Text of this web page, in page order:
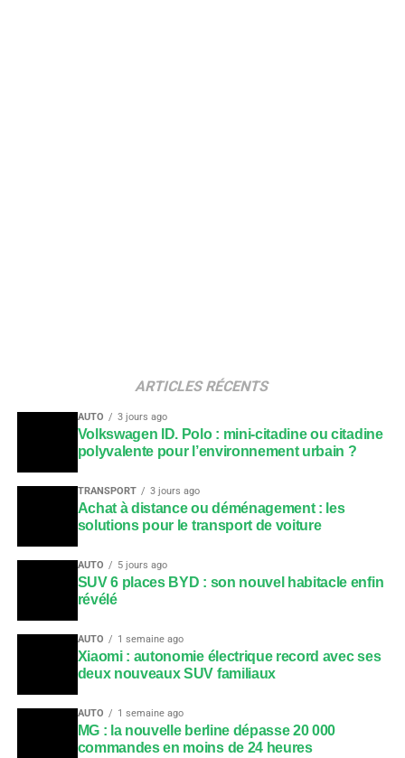
ARTICLES RÉCENTS
AUTO 3 jours ago
Volkswagen ID. Polo : mini-citadine ou citadine
polyvalente pour l’environnement urbain ?
TRANSPORT 3 jours ago
Achat à distance ou déménagement : les
solutions pour le transport de voiture
AUTO 5 jours ago
SUV 6 places BYD : son nouvel habitacle enfin
révélé
AUTO 1 semaine ago
Xiaomi : autonomie électrique record avec ses
deux nouveaux SUV familiaux
AUTO 1 semaine ago
MG : la nouvelle berline dépasse 20 000
commandes en moins de 24 heures